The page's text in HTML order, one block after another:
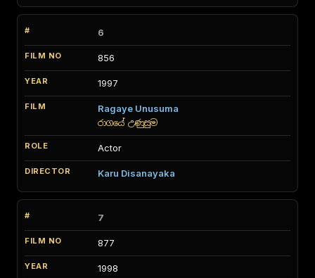
6
856
1997
Ragaye Unusuma
රාගයේ උණුසුම
Actor
Karu Disanayaka
7
877
1998